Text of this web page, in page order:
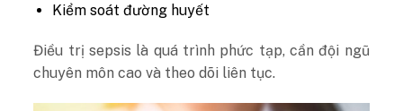
Kiểm soát đường huyết
Điều trị sepsis là quá trình phức tạp, cần đội ngũ
chuyên môn cao và theo dõi liên tục.